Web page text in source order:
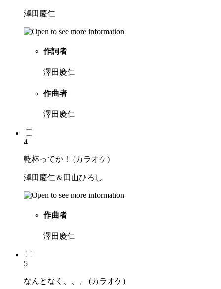
澤田慶仁
作詞者
澤田慶仁
作曲者
澤田慶仁
4
乾杯ってか！ (カラオケ)
澤田慶仁＆田山ひろし
作曲者
澤田慶仁
5
なんとなく、、、 (カラオケ)